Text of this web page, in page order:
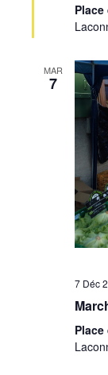
MAR
7
7 Déc